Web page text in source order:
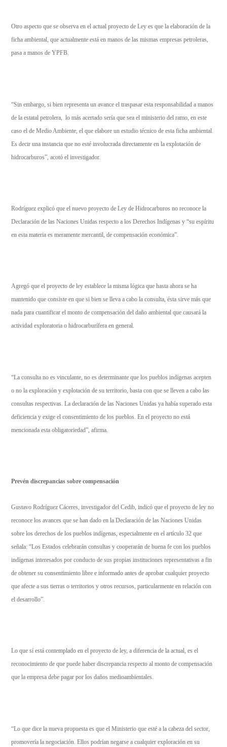
Otro aspecto que se observa en el actual proyecto de Ley es que la elaboración de la
ficha ambiental, que actualmente está en manos de las mismas empresas petroleras,
pasa a manos de YPFB.
“Sin embargo, si bien representa un avance el traspasar esta responsabilidad a manos
de la estatal petrolera, lo más acertado sería que sea el ministerio del ramo, en este
caso el de Medio Ambiente, el que elabore un estudio técnico de esta ficha ambiental.
Es decir una instancia que no esté involucrada directamente en la explotación de
hidrocarburos”, acotó el investigador.
Rodríguez explicó que el nuevo proyecto de Ley de Hidrocarburos no reconoce la
Declaración de las Naciones Unidas respecto a los Derechos Indígenas y “su espíritu
en esta materia es meramente mercantil, de compensación económica”.
Agregó que el proyecto de ley establece la misma lógica que hasta ahora se ha
mantenido que consiste en que si bien se lleva a cabo la consulta, ésta sirve más que
nada para cuantificar el monto de compensación del daño ambiental que causará la
actividad exploratoria o hidrocarburífera en general.
“La consulta no es vinculante, no es determinante que los pueblos indígenas acepten
o no la exploración y explotación de su territorio, basta con que se lleven a cabo las
consultas respectivas. La declaración de las Naciones Unidas ya había superado esta
deficiencia y exige el consentimiento de los pueblos. En el proyecto no está
mencionada esta obligatoriedad”, afirma.
Prevén discrepancias sobre compensación
Gustavo Rodríguez Cáceres, investigador del Cedib, indicó que el proyecto de ley no
reconoce los avances que se han dado en la Declaración de las Naciones Unidas
sobre los derechos de los pueblos indígenas, especialmente en el artículo 32 que
señala: “Los Estados celebrarán consultas y cooperarán de buena fe con los pueblos
indígenas interesados por conducto de sus propias instituciones representativas a fin
de obtener su consentimiento libre e informado antes de aprobar cualquier proyecto
que afecte a sus tierras o territorios y otros recursos, particularmente en relación con
el desarrollo”.
Lo que sí está contemplado en el proyecto de ley, a diferencia de la actual, es el
reconocimiento de que puede haber discrepancia respecto al monto de compensación
que la empresa debe pagar por los daños medioambientales.
“Lo que dice la nueva propuesta es que el Ministerio que esté a la cabeza del sector,
promovería la negociación. Ellos podrían negarse a cualquier exploración en su